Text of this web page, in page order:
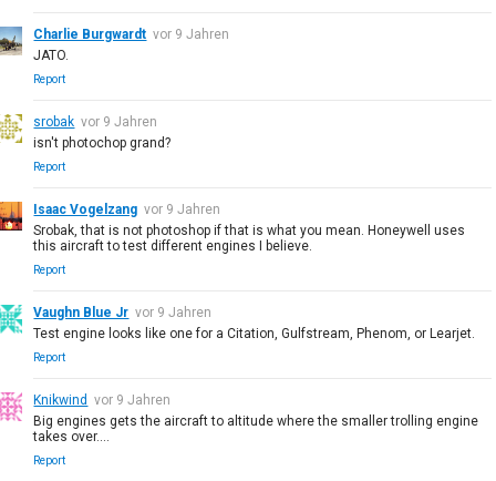
Charlie Burgwardt vor 9 Jahren
JATO.
Report
srobak vor 9 Jahren
isn't photochop grand?
Report
Isaac Vogelzang vor 9 Jahren
Srobak, that is not photoshop if that is what you mean. Honeywell uses
this aircraft to test different engines I believe.
Report
Vaughn Blue Jr vor 9 Jahren
Test engine looks like one for a Citation, Gulfstream, Phenom, or Learjet.
Report
Knikwind
vor 9 Jahren
Big engines gets the aircraft to altitude where the smaller trolling engine
takes over....
Report